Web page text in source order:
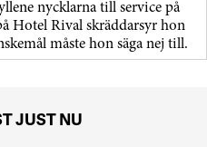
nycklarna till service på
Hotel Rival skräddarsyr hon
måste hon säga nej till.
JUST NU